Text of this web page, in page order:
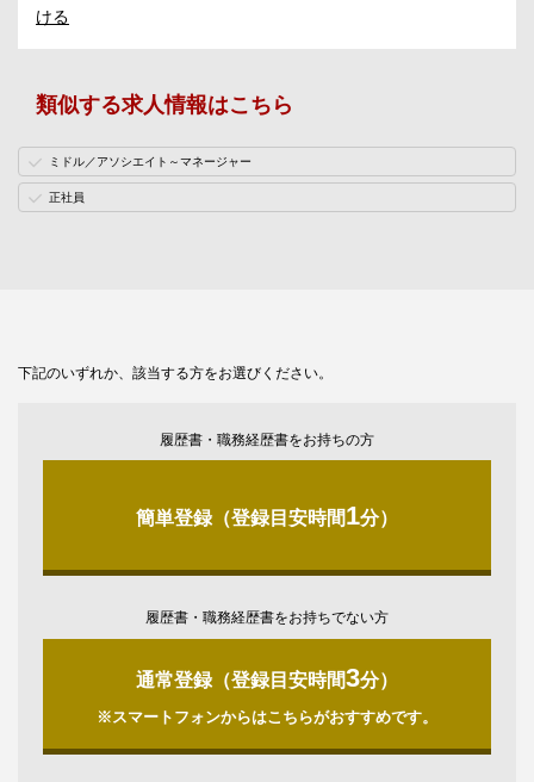
ける
類似する求人情報はこちら
ミドル／アソシエイト～マネージャー
正社員
下記のいずれか、該当する方をお選びください。
履歴書・職務経歴書をお持ちの方
簡単登録（登録目安時間1分）
履歴書・職務経歴書をお持ちでない方
通常登録（登録目安時間3分）
※スマートフォンからはこちらがおすすめです。